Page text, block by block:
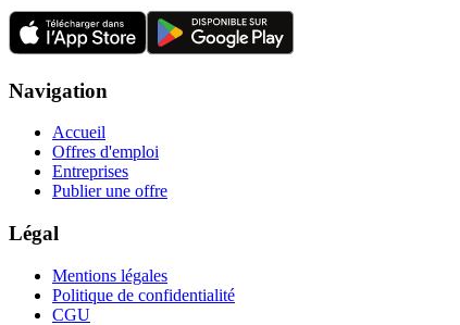
Navigation
Accueil
Offres d'emploi
Entreprises
Publier une offre
Légal
Mentions légales
Politique de confidentialité
CGU